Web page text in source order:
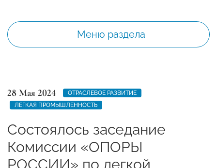
Меню раздела
28 Мая 2024
ОТРАСЛЕВОЕ РАЗВИТИЕ
ЛЕГКАЯ ПРОМЫШЛЕННОСТЬ
Состоялось заседание
Комиссии «ОПОРЫ
РОССИИ» по легкой